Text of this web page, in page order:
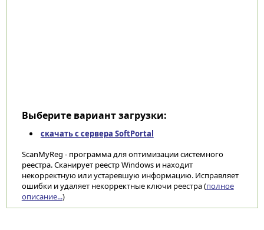
Выберите вариант загрузки:
скачать с сервера SoftPortal
ScanMyReg - программа для оптимизации системного
реестра. Сканирует реестр Windows и находит
некорректную или устаревшую информацию. Исправляет
ошибки и удаляет некорректные ключи реестра (полное
описание...)